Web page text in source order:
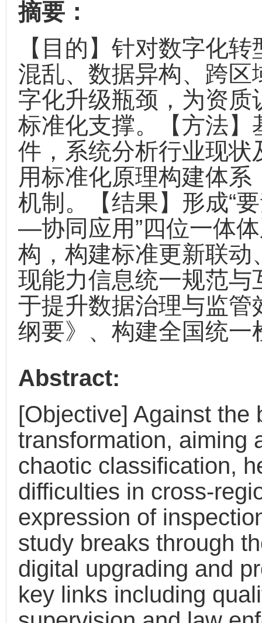
摘要：
【目的】针对数字化
混乱、数据异构、跨
字化升级瓶颈，为资
标准化支撑。【方法
件，系统分析行业现
用标准化原理构建体
机制。【结果】形成“
—协同应用”四位一体
构，构建标准更新联
现能力信息统一规范
于提升数据治理与监
纲要》、构建全国统
Abstract:
[Objective] Against the
transformation, aiming
chaotic classification,
difficulties in cross-
expression of
study breaks through
digital upgrading and
key links including